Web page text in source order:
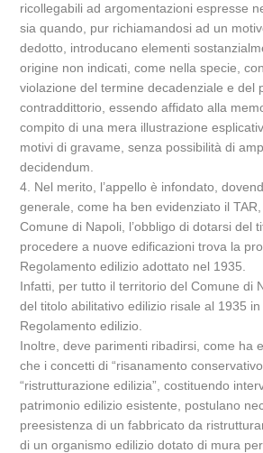
ricollegabili ad argomentazioni espresse
sia quando, pur richiamandosi ad un
dedotto, introducano elementi
origine non indicati, come nella specie,
violazione del termine decadenziale e del
contraddittorio, essendo affidato alla
compito di una mera illustrazione
motivi di gravame, senza possibilità di
decidendum.
4. Nel merito, l’appello è infondato,
generale, come ha ben evidenziato il
Comune di Napoli, l’obbligo di dotarsi del
procedere a nuove edificazioni trova la
Regolamento edilizio adottato nel 1935.
Infatti, per tutto il territorio del Comune di
del titolo abilitativo edilizio risale al 1935
Regolamento edilizio.
Inoltre, deve parimenti ribadirsi, come ha
che i concetti di “risanamento
“ristrutturazione edilizia”, costituendo
patrimonio edilizio esistente, postulano
preesistenza di un fabbricato da
di un organismo edilizio dotato di mura